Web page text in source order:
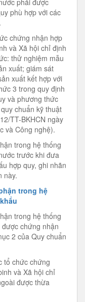
phải được
phù hợp với các
chứng nhận hợp
và Xã hội chỉ định
thử nghiệm mẫu
xuất; giám sát
xuất kết hợp với
3 trong quy định
và phương thức
chuẩn kỹ thuật
TT-BKHCN ngày
và Công nghệ).
trong hệ thống
trước khi đưa
hợp quy, ghi nhãn
này.
trong hệ
trong hệ thống
chứng nhận
2 của Quy chuẩn
tổ chức chứng
và Xã hội chỉ
được thừa